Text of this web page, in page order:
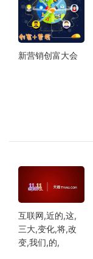
新营销创富大会
互联网,近的,这,
三大,变化,将,改
变,我们,的,